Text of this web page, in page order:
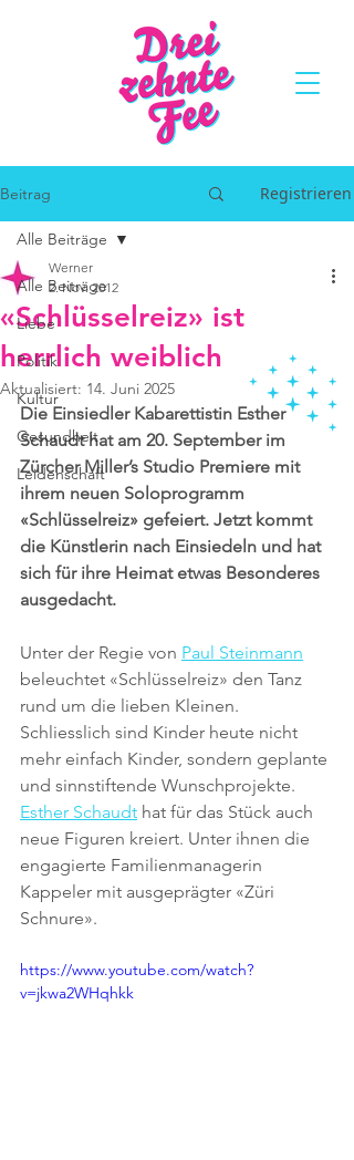
Beitrag Registrieren
Alle Beiträge
Liebe
Politik
Kultur
Gesundheit
Leidenschaft
Alle Beiträge
«Schlüsselreiz» ist
herrlich weiblich
Werner
2. Nov. 2012
Aktualisiert: 14. Juni 2025
Die Einsiedler Kabarettistin Esther
Schaudt hat am 20. September im
Zürcher Miller’s Studio Premiere mit
ihrem neuen Soloprogramm
«Schlüsselreiz» gefeiert. Jetzt kommt
die Künstlerin nach Einsiedeln und hat
sich für ihre Heimat etwas Besonderes
ausgedacht.
Unter der Regie von Paul Steinmann
beleuchtet «Schlüsselreiz» den Tanz
rund um die lieben Kleinen.
Schliesslich sind Kinder heute nicht
mehr einfach Kinder, sondern geplante
und sinnstiftende Wunschprojekte.
Esther Schaudt hat für das Stück auch
neue Figuren kreiert. Unter ihnen die
engagierte Familienmanagerin
Kappeler mit ausgeprägter «Züri
Schnure».
https://www.youtube.com/watch?
v=jkwa2WHqhkk